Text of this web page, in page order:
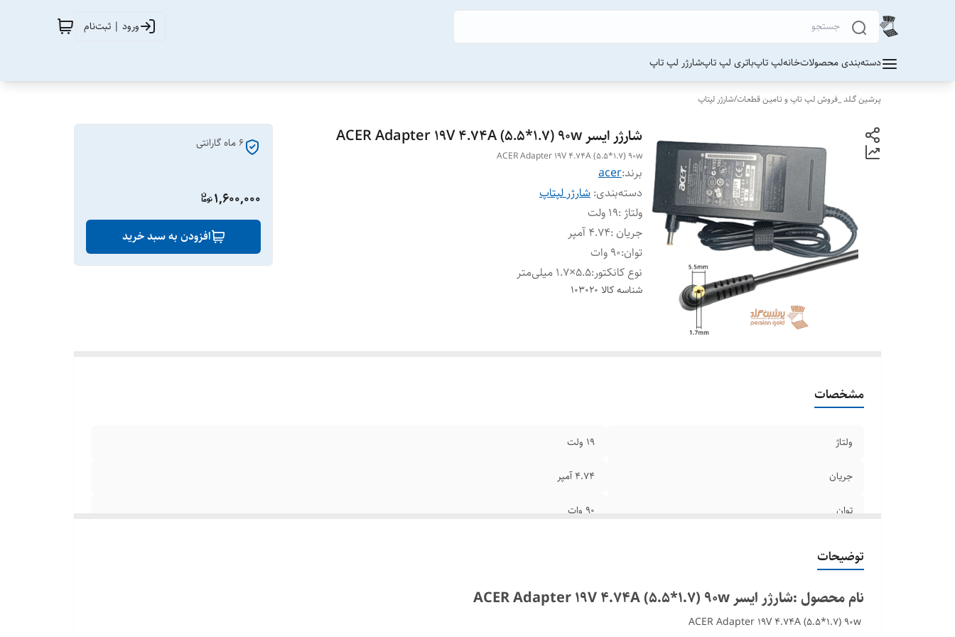
ورود | ثبت‌نام
دسته‌بندی محصولاتخانهلپ تاپباتری لپ تاپشارژر لپ تاپ
پـرشـین گــلد _فروش لـپ تاپ و تـامیـن قطعـات/شارژر لپتاپ
شارژر ايسر ACER Adapter 19V 4.74A (5.5*1.7) 90w
ACER Adapter 19V 4.74A (5.5*1.7) 90w
برند:acer
دسته‌بندی: شارژر لپتاپ
ولتاژ :19 ولت
جریان :4.74 آمپر
توان:90 وات
نوع کانکتور:5.5×1.7 میلی‌متر
شناسه کالا 103020
6 ماه گارانتی
1,600,000
افزودن به سبد خرید
مشخصات
ولتاژ 19 ولت
جریان 4.74 آمپر
توان 90 وات
توضیحات
نام محصول :شارژر ايسر ACER Adapter 19V 4.74A (5.5*1.7) 90w